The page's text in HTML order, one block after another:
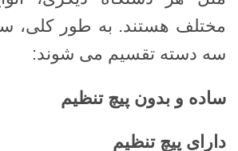
مختلف هستند. به طور کلی،
سه دسته تقسیم می شوند:
ساده و بدون پیچ تنظیم
دارای پیچ تنظیم